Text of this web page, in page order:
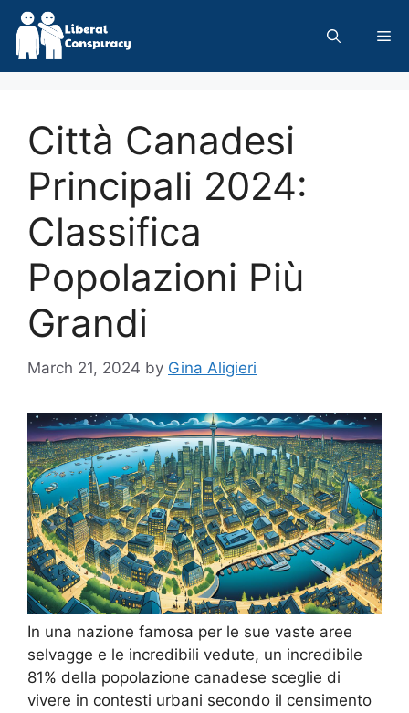
Skip
content
Città Canadesi
Principali 2024:
Classifica
Popolazioni Più
Grandi
March 21, 2024 by Gina Aligieri
In una nazione famosa per le sue vaste aree
selvagge e le incredibili vedute, un incredibile
81% della popolazione canadese sceglie di
vivere in contesti urbani secondo il censimento